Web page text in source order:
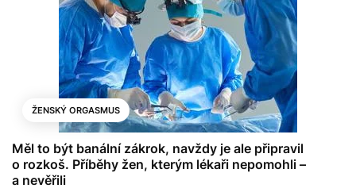
ŽENSKÝ ORGASMUS
Měl to být banální zákrok, navždy je ale připravil
o rozkoš. Příběhy žen, kterým lékaři nepomohli –
a nevěřili